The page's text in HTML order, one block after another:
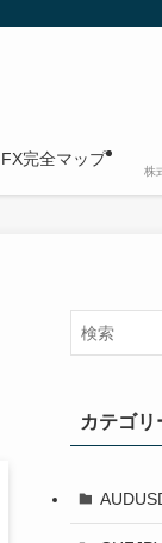
FX完全マップ
株
カテゴリ